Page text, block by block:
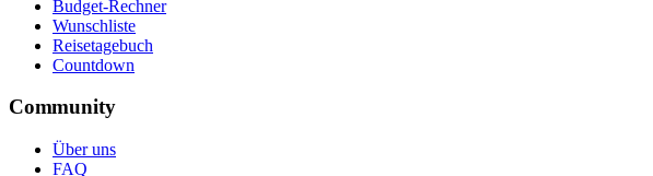
Budget-Rechner
Wunschliste
Reisetagebuch
Countdown
Community
Über uns
FAQ